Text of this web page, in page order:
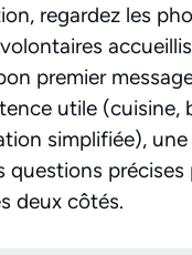
regardez les
premier
utile (cuisine,
simplifiée),
questions précises
deux côtés.